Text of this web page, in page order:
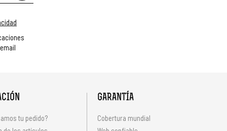
tu pedido?
GARANTÍA
Cobertura mundial